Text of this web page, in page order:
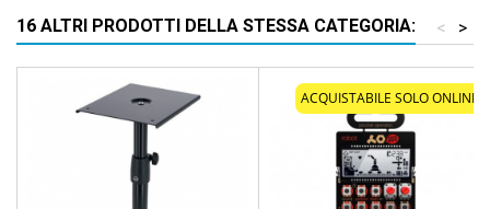
16 ALTRI PRODOTTI DELLA STESSA CATEGORIA: >
<
ACQUISTABILE SOLO ONLINE